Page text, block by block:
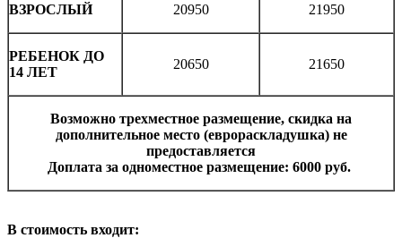
ВЗРОСЛЫЙ 20950 21950
РЕБЕНОК ДО
14 ЛЕТ
20650 21650
Возможно трехместное размещение, скидка на
дополнительное место (еврораскладушка) не
предоставляется
Доплата за одноместное размещение: 6000 руб.
В стоимость входит: